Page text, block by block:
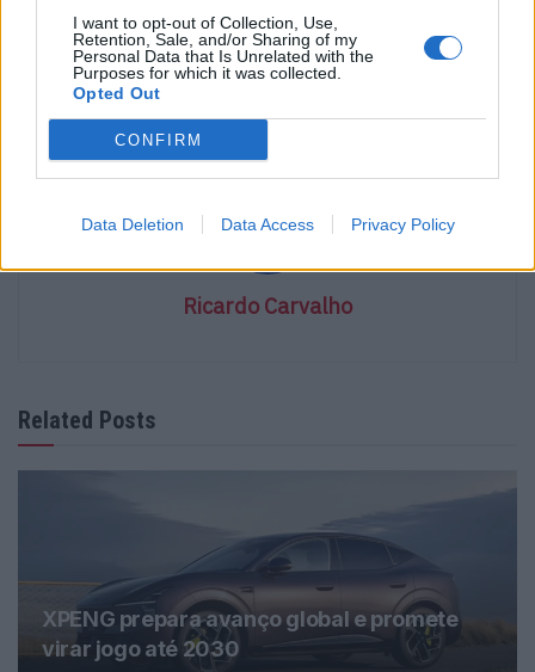
I want to opt-out of Collection, Use,
Retention, Sale, and/or Sharing of my
Personal Data that Is Unrelated with the
Purposes for which it was collected.
Opted Out
CONFIRM
Data Deletion Data Access Privacy Policy
Spotify Premium + 2 passes gerais Super Bock Super
Rock 2024 + Coluna Bluetooth JBL Flip Essential 2
Toyota C-HR
Ricardo Carvalho
Related Posts
XPENG prepara avanço global e promete
virar jogo até 2030